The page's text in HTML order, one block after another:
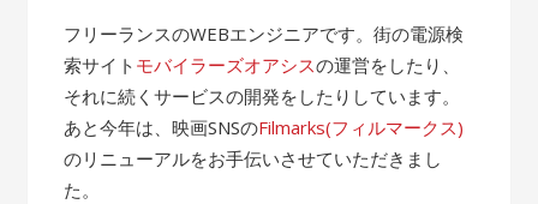
フリーランスのWEBエンジニアです。街の電源検
索サイト モバイラーズオアシスの運営をしたり、
それに続くサービスの開発をしたりしています。
あと今年は、映画SNSのFilmarks(フィルマークス)
のリニューアルをお手伝いさせていただきまし
た。